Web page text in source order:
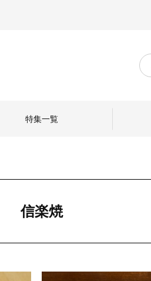
キ
ー
中川政七商店のひと
特集一覧
信楽焼